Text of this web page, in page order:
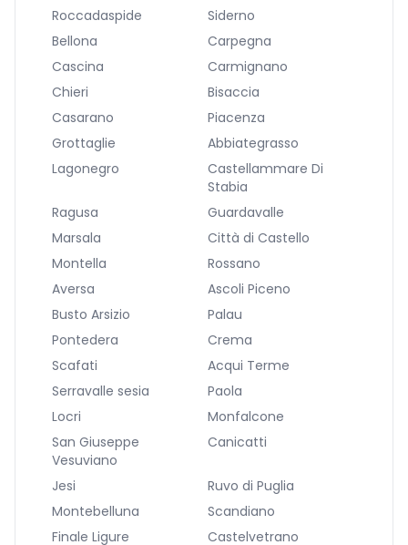
Roccadaspide
Siderno
Bellona
Carpegna
Cascina
Carmignano
Chieri
Bisaccia
Casarano
Piacenza
Grottaglie
Abbiategrasso
Lagonegro
Castellammare Di
Stabia
Ragusa
Guardavalle
Marsala
Città di Castello
Montella
Rossano
Aversa
Ascoli Piceno
Busto Arsizio
Palau
Pontedera
Crema
Scafati
Acqui Terme
Serravalle sesia
Paola
Locri
Monfalcone
San Giuseppe
Vesuviano
Canicatti
Jesi
Ruvo di Puglia
Montebelluna
Scandiano
Finale Ligure
Castelvetrano